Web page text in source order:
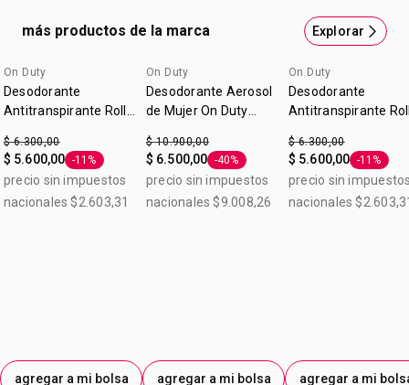
más productos de la marca Explorar
On Duty
Desodorante
Antitranspirante Roll-
Aclarador 50ml
$ 6.300,00
$ 5.600,00 Etiqueta -11%
-11%
precio sin impuestos
nacionales $2.603,31
agregar a mi bolsa
On Duty
Desodorante Aerosol
de Mujer On Duty
$ 10.900,00
$ 6.500,00 Etiqueta -40%
-40%
precio sin impuestos
nacionales $9.008,26
agregar a mi bolsa
On Duty
Desodorante
Antitranspirante
50ml
$ 6.300,00
$ 5.600,00 Etiqueta -
-11%
precio sin
nacionales
agregar a mi